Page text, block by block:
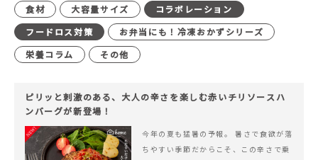
食材
大容量サイズ
コラボレーション
フードロス対策
お弁当にも！冷凍おかずシリーズ
栄養コラム
その他
ピリッと刺激のある、大人の辛さを楽しむ赤いチリソースハ
ンバーグが新登場！
今年の夏も猛暑の予報。 暑さで食欲が落
ちやすい季節だからこそ、この辛さで乗